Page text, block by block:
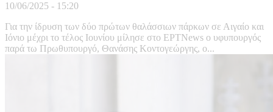
10/06/2025 - 15:20
Για την ίδρυση των δύο πρώτων θαλάσσιων πάρκων σε Αιγαίο και
Ιόνιο μέχρι το τέλος Ιουνίου μίλησε στο ΕΡΤΝews ο υφυπουργός
παρά τω Πρωθυπουργό, Θανάσης Κοντογεώργης, o...